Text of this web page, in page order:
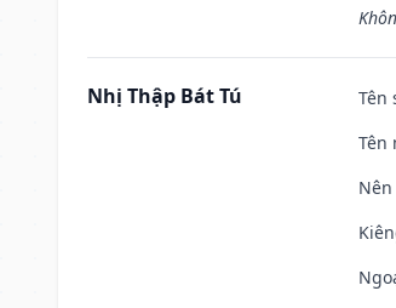
Nhị Thập Bát Tú Tên
Tên